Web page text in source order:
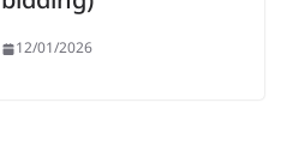
12/01/2026